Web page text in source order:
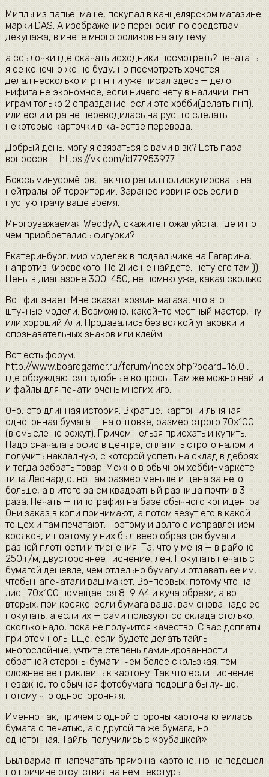
Миплы из папье-маше, покупал в канцелярском магазине
марки DAS. А изображение переносил по средствам
декупажа, в инете много роликов на эту тему.
а ссылочки где скачать исходники посмотреть? печатать
я ее конечно же не буду, но посмотреть хочется.
делал несколько игр пнп и уже писал здесь — дело
нифига не экономное, если ничего нету в наличии. пнп
играм только 2 оправдание: если это хобби(делать пнп),
или если игра не переводилась на рус. то сделать
некоторые карточки в качестве перевода.
Добрый день, могу я связаться с вами в вк? Есть пара
вопросов — https://vk.com/id77953977
Боюсь минусомётов, так что решил подискутировать на
нейтральной территории. Заранее извиняюсь если в
пустую трачу ваше время.
Многоуважаемая WeddyA, скажите пожалуйста, где и по
чем приобретались фигурки?
Екатеринбург, мир моделек в подвальчике на Гагарина,
напротив Кировского. По 2Гис не найдете, нету его там ))
Цены в диапазоне 300-450, не помню уже, какая сколько.
Вот фиг знает. Мне сказал хозяин магаза, что это
штучные модели. Возможно, какой-то местный мастер, ну
или хороший Али. Продавались без всякой упаковки и
опознавательных знаков или клейм.
Вот есть форум,
http://www.boardgamer.ru/forum/index.php?board=16.0 ,
где обсуждаются подобные вопросы. Там же можно найти
и файлы для печати очень многих игр.
О-о, это длинная история. Вкратце, картон и льняная
однотонная бумага — на оптовке, размер строго 70х100
(в смысле не режут). Причем нельзя приехать и купить.
Надо сначала в офис в центре, оплатить строго налом и
получить накладную, с которой успеть на склад в дебрях
и тогда забрать товар. Можно в обычном хобби-маркете
типа Леонардо, но там размер меньше и цена за него
больше, а в итоге за см квадратный разница почти в 3
раза. Печать — типография на базе обычного копицентра.
Они заказ в копи принимают, а потом везут его в какой-
то цех и там печатают. Поэтому и долго с исправлением
косяков, и поэтому у них был веер образцов бумаги
разной плотности и тиснения. Та, что у меня — в районе
250 г/м, двустороннее тиснение, лен. Покупать печать с
бумагой дешевле, чем отдельно бумагу и отдавать ее им,
чтобы напечатали ваш макет. Во-первых, потому что на
лист 70х100 помещается 8-9 А4 и куча обрези, а во-
вторых, при косяке: если бумага ваша, вам снова надо ее
покупать, а если их — сами пользуют со склада столько,
сколько надо, пока не получится качество. С вас доплаты
при этом ноль. Еще, если будете делать тайлы
многослойные, учтите степень ламинированности
обратной стороны бумаги: чем более скользкая, тем
сложнее ее приклеить к картону. Так что если тиснение
неважно, то обычная фотобумага подошла бы лучше,
потому что односторонняя.
Именно так, причём с одной стороны картона клеилась
бумага с печатью, а с другой та же бумага, но
однотонная. Тайлы получились с «рубашкой»
Был вариант напечатать прямо на картоне, но не подошёл
по причине отсутствия на нем текстуры.